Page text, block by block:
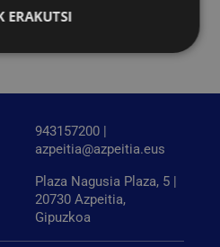
943157200 |
azpeitia@azpeitia.eus
Plaza Nagusia Plaza, 5 |
20730 Azpeitia,
Gipuzkoa
ERAKUTSI
cookiek webgunearen
ahalbidetzen dituzte,
saioa hastea eta
ezin da behar bezala
diren cookierik gabe.
Iraungitzea